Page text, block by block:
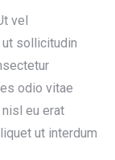
vel
ut sollicitudin
odio vitae
eu erat
ut interdum